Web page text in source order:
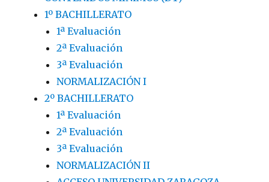
1º BACHILLERATO
1ª Evaluación
2ª Evaluación
3ª Evaluación
NORMALIZACIÓN I
2º BACHILLERATO
1ª Evaluación
2ª Evaluación
3ª Evaluación
NORMALIZACIÓN II